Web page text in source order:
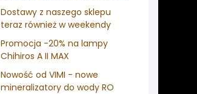
Dostawy z naszego sklepu
teraz również w weekendy
Promocja -20% na lampy
Chihiros A II MAX
Nowość od VIMI - nowe
mineralizatory do wody RO